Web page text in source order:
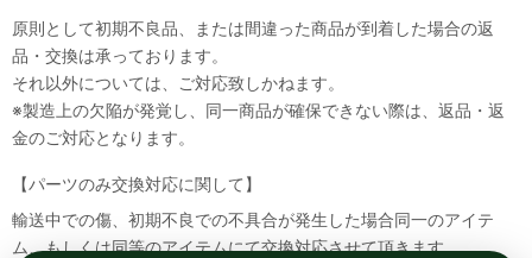
原則として初期不良品、または間違った商品が到着した場合の返
品・交換は承っております。
それ以外については、ご対応致しかねます。
※製造上の欠陥が発覚し、同一商品が確保できない際は、返品・返
金のご対応となります。
【パーツのみ交換対応に関して】
輸送中での傷、初期不良での不具合が発生した場合同一のアイテ
ム、もしくは同等のアイテムにて交換対応させて頂きます。